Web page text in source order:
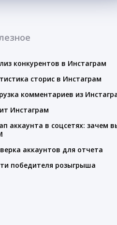
конкурентов в Инстаграм
сторис в Инстаграм
комментариев из
Инстаграм
аккаунта в соцсетях: зачем
аккаунтов для отчета
победителя розыгрыша